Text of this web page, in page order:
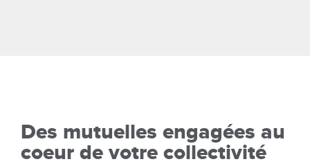
Des mutuelles engagées au
coeur de votre collectivité